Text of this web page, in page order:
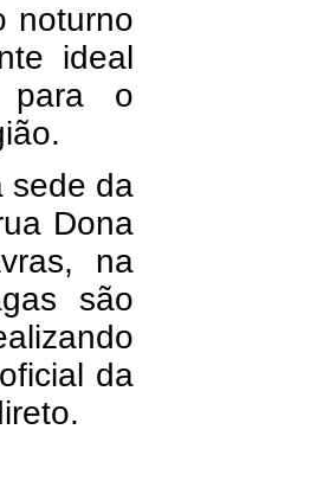
noturno
ideal
para o
sede da
Dona
na
são
da